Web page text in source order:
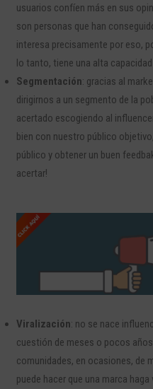
usuarios confíen más en sus
son personas que han
interesa precisamente por eso,
lo tanto, tiene una alta
Segmentación: gracias al
dirigirnos a un segmento de la
acertado escogiendo al
bien con nuestro público
público y obtener un buen
acertar!
Viralización: no se nace
cuestión de meses o pocos
comunidades, en ocasiones, de
puede hacer que una marca